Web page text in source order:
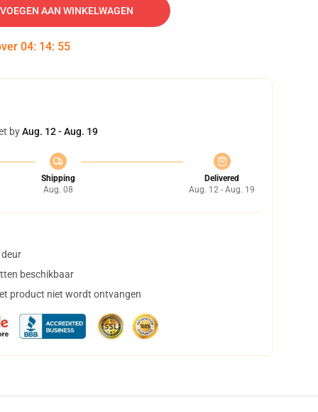
AAN WINKELWAGEN
04: 14: 54
byAug. 12 - Aug. 19
Shipping
Aug. 08
Delivered
Aug. 12 - Aug. 19
beschikbaar
product niet wordt ontvangen